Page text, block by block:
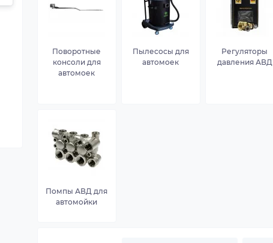
Поворотные
консоли для
автомоек
Пылесосы для
автомоек
Регуляторы
давления АВД
Помпы АВД для
автомойки